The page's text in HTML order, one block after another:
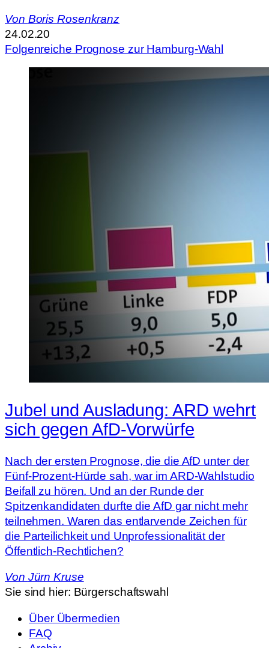
Von Boris Rosenkranz
24.02.20
Folgenreiche Prognose zur Hamburg-Wahl
Jubel und Ausladung: ARD wehrt
sich gegen AfD-Vorwürfe
Nach der ersten Prognose, die die AfD unter der
Fünf-Prozent-Hürde sah, war im ARD-Wahlstudio
Beifall zu hören. Und an der Runde der
Spitzenkandidaten durfte die AfD gar nicht mehr
teilnehmen. Waren das entlarvende Zeichen für
die Parteilichkeit und Unprofessionalität der
Öffentlich-Rechtlichen?
Von Jürn Kruse
Sie sind hier: Bürgerschaftswahl
Über Übermedien
FAQ